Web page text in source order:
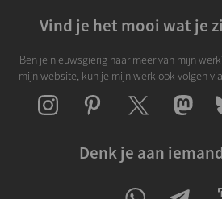
Vind je het mooi wat je
Ben je nieuwsgierig naar meer van mijn
mijn website, kun je mijn werk ook volgen
Denk je aan